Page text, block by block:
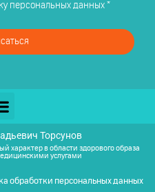
персональных данных*
Торсунов
характер в области здорового образа
услугами
обработки персональных данных